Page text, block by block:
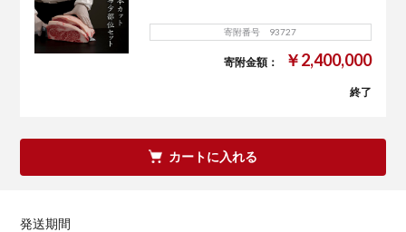
寄附番号 93727
寄附金額： ￥2,400,000
終了
カートに入れる
発送期間